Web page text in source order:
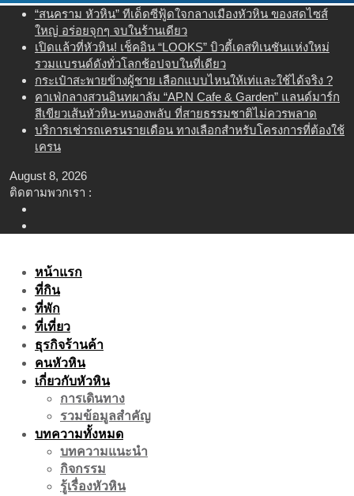
content
“สนคราม หัวหิน” ทีเด็ดซีฟู้ดใจกลางเมืองหัวหิน ของสดไซส์
ใหญ่ อร่อยจุกๆ จบในร้านเดียว
เปิดแล้วที่หัวหิน! เช็คอิน “LOOKS” บิวตี้เดสทิเนชันแห่งใหม่
รวมแบรนด์ดังทั่วโลกช้อปจบในที่เดียว
กระเป๋าสะพายข้างผู้ชาย เลือกแบบไหนให้เท่และใช้ได้จริง ?
คาเฟ่กลางสวนอินทผาลัม “AP.N Cafe & Garden” แลนด์มาร์ก
สีเขียวเส้นหัวหิน-หนองพลับ ที่สายธรรมชาติไม่ควรพลาด
บริการเช่ารถเครนรายเดือน ทางเลือกสำหรับโครงการที่ต้องใช้
เครน
August 8, 2026
ติดตามพวกเรา :
หน้าแรก
ที่กิน
ที่พัก
ที่เที่ยว
ธุรกิจร้านค้า
คนหัวหิน
เกี่ยวกับหัวหิน
การเดินทาง
รวมข้อมูลสำคัญ
บทความทั้งหมด
บทความแนะนำ
กิจกรรม
รู้เรื่องหัวหิน